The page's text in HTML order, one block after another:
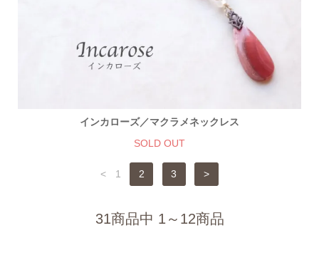
インカローズ／マクラメネックレス
SOLD OUT
< 1 2 3 >
31商品中 1～12商品